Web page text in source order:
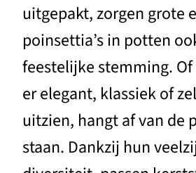
uitgepakt, zorgen grote
poinsettia’s in potten
feestelijke stemming.
er elegant, klassiek of
uitzien, hangt af van de
staan. Dankzij hun